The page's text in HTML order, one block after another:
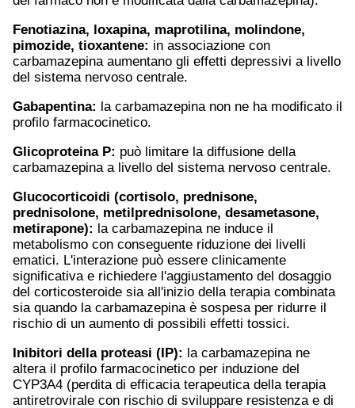
Fenotiazina, loxapina, maprotilina, molindone,
pimozide, tioxantene: in associazione con
carbamazepina aumentano gli effetti depressivi a livello
del sistema nervoso centrale.
Gabapentina: la carbamazepina non ne ha modificato il
profilo farmacocinetico.
Glicoproteina P: può limitare la diffusione della
carbamazepina a livello del sistema nervoso centrale.
Glucocorticoidi (cortisolo, prednisone,
prednisolone, metilprednisolone, desametasone,
metirapone): la carbamazepina ne induce il
metabolismo con conseguente riduzione dei livelli
ematici. L'interazione può essere clinicamente
significativa e richiedere l'aggiustamento del dosaggio
del corticosteroide sia all'inizio della terapia combinata
sia quando la carbamazepina è sospesa per ridurre il
rischio di un aumento di possibili effetti tossici.
Inibitori della proteasi (IP): la carbamazepina ne
altera il profilo farmacocinetico per induzione del
CYP3A4 (perdita di efficacia terapeutica della terapia
antiretrovirale con rischio di sviluppare resistenza e di